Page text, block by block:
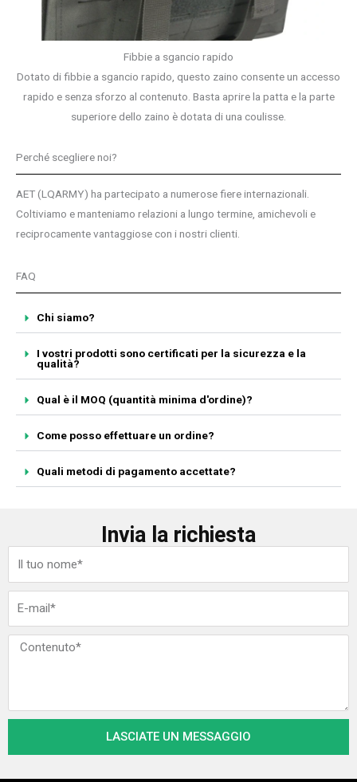
Fibbie a sgancio rapido
Dotato di fibbie a sgancio rapido, questo zaino consente un accesso
rapido e senza sforzo al contenuto. Basta aprire la patta e la parte
superiore dello zaino è dotata di una coulisse.
Perché scegliere noi?
AET (LQARMY) ha partecipato a numerose fiere internazionali.
Coltiviamo e manteniamo relazioni a lungo termine, amichevoli e
reciprocamente vantaggiose con i nostri clienti.
FAQ
Chi siamo?
I vostri prodotti sono certificati per la sicurezza e la
qualità?
Qual è il MOQ (quantità minima d'ordine)?
Come posso effettuare un ordine?
Quali metodi di pagamento accettate?
Invia la richiesta
m
a
a
LASCIATE UN MESSAGGIO